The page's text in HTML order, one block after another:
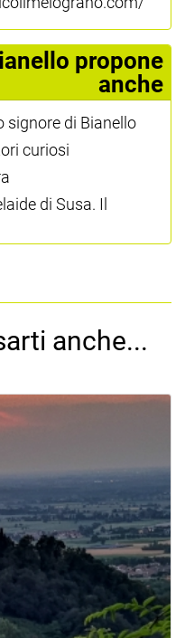
propone
anche
signore di Bianello
curiosi
di Susa. Il
anche...